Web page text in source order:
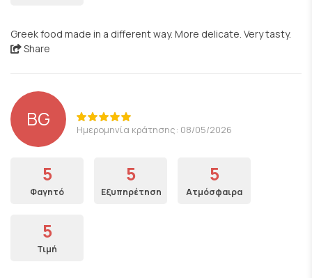
Greek food made in a different way. More delicate. Very tasty.
Share
BG Ημερομηνία κράτησης: 08/05/2026
5
Φαγητό
5
Εξυπηρέτηση
5
Ατμόσφαιρα
5
Τιμή